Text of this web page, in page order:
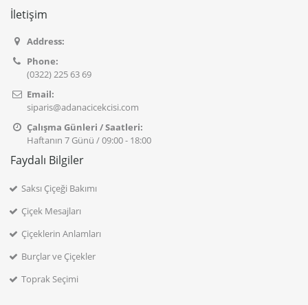
İletişim
Address:
Phone:
(0322) 225 63 69
Email:
siparis@adanacicekcisi.com
Çalışma Günleri / Saatleri:
Haftanın 7 Günü / 09:00 - 18:00
Faydalı Bilgiler
Saksı Çiçeği Bakımı
Çiçek Mesajları
Çiçeklerin Anlamları
Burçlar ve Çiçekler
Toprak Seçimi